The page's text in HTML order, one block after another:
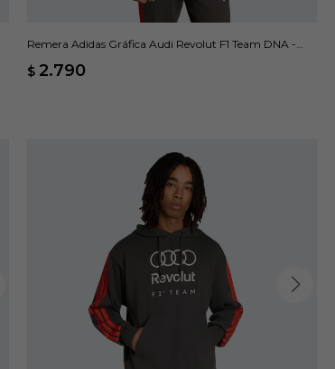
Remera Adidas Gráfica Audi Revolut F1 Team DNA -
$ 2.790